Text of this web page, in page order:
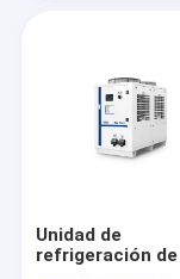
Unidad de
refrigeración de